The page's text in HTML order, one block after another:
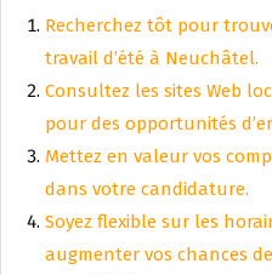
Recherchez tôt pour
travail d’été à Neuchâtel.
Consultez les sites Web
pour des opportunités
Mettez en valeur vos
dans votre candidature.
Soyez flexible sur les
augmenter vos chances